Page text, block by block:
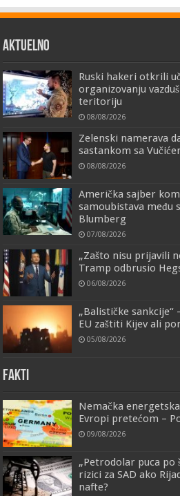
AKTUELNO
Ruski hakeri otkrili
organizovanju
teritoriju
08/08/2026
Zelenski namerava
sastankom sa
08/08/2026
Američka sajber
samoubistava
Blumberg
07/08/2026
„Zašto nisu prijavili
Tramp odbrusio
06/08/2026
„Balističke
EU zaštiti Kijev ali
05/08/2026
FAKTI
Nemačka
Evropi pretećom –
09/08/2026
„Petrodolar puca po
rizici za SAD ako
nafte?